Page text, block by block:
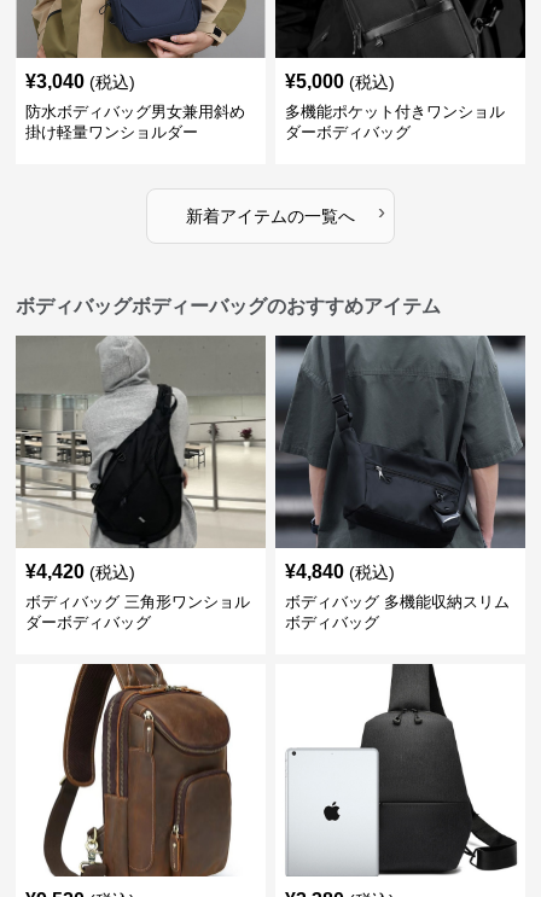
¥3,040 (税込)
防水ボディバッグ男女兼用斜め
掛け軽量ワンショルダー
¥5,000 (税込)
多機能ポケット付きワンショル
ダーボディバッグ
新着アイテムの一覧へ ›
ボディバッグボディーバッグのおすすめアイテム
¥4,420 (税込)
ボディバッグ 三角形ワンショル
ダーボディバッグ
¥4,840 (税込)
ボディバッグ 多機能収納スリム
ボディバッグ